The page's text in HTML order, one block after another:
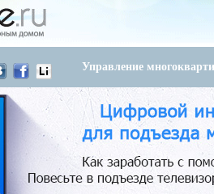
Управление